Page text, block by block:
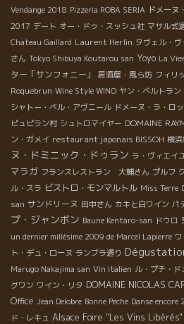
Vendange 2018 Pizzeria ROBA SERIA ドメーヌ
2017 デート オー・ドゥ・スッシュ社 マサル式
Chateau Gaillard Laurent Herlin タヴェル・
さん Tokyo Shibuya Koutarou san Yoyo La
ター「サンフォニー」
居酒屋・風ら坊 フィリ
Roquebrun Wine Style WINO ヤン・ベルトラン
シャトー・ベル・アヴニール ドメーヌ・ラ・ロ
ピュピラン村 シュトロマイヤー DOMAINE
ン・ガメイ restaurant japonais BISSOH 横
ヌ・ドミニック・ドゥラン ラ・ヴィエイ
マラガ フランスレストラン 大輔さん プルフ
ル・スラ ビストロ・モンマルトル Miss Terre
san サンドリーヌ 田中さん カキと白ワイン パ
プ・ジャンボン Baune Kentaro-san ドウロ
un dernier millésime 2009 de Marcel Lapierre
ト・デュ・ローヌ ランブラ通り
Marugo Nakajima san Vin italien ル・プチ・ド
グワン ワイン・リタ DOMAINE NICOLAS
Office Jean Delobre Bonne Peche Danse encore
ド・レキュ Alsace Foire "Les Vins Libérés"